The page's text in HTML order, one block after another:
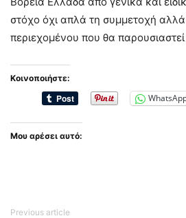
στόχο όχι απλά τη συμμετοχή αλλά
περιεχομένου που θα
Κοινοποιήστε:
Μου αρέσει αυτό:
Previous article